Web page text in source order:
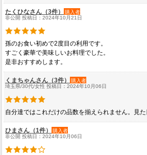
たくひなさん（3件）
購入者
非公開 投稿日：2024年10月21日
孫のお食い初めで2度目の利用です。
すごく豪華で美味しいお料理でした。
是非おすすめします。
くまちゃんさん（3件）
購入者
埼玉県/30代/女性 投稿日：2024年10月06日
自分達ではこれだけの品数を揃えられません。見
ひまさん（1件）
購入者
非公開 投稿日：2024年10月06日